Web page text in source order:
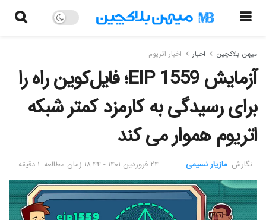
میهن بلاکچین اخبار اخبار اتریوم
آزمایش EIP 1559؛ فایل‌کوین راه را
برای رسیدگی به کارمزد کمتر شبکه
اتریوم هموار می کند
نگارش:‌ مازیار نسیمی ۲۴ فروردین ۱۴۰۱ - ۱۸:۴۴ زمان مطالعه: ۱ دقیقه